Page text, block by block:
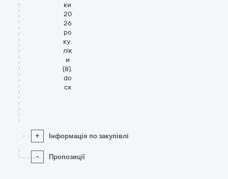
ки
20
26
ро
ку.
лік
и
(8).
do
cx
+ Інформація по закупівлі
- Пропозиції